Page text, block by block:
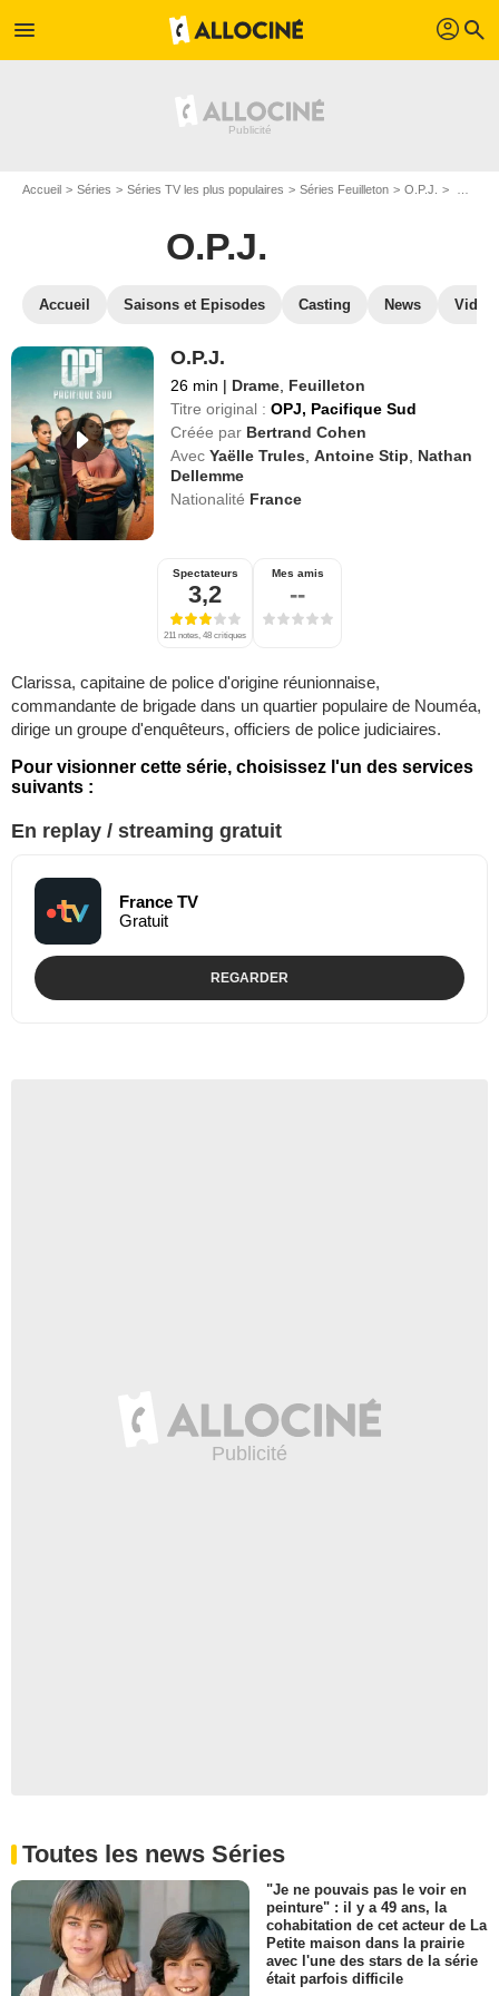
menu profil search
Accueil Séries Séries TV les plus populaires Séries Feuilleton O.P.J.
O.P.J.
Accueil Saisons et Episodes Casting News
O.P.J.
26 min | Drame Feuilleton
Titre original : OPJ, Pacifique Sud
Créée par Bertrand Cohen
Avec Yaëlle Trules ,Antoine Stip
Nathan
Dellemme
Nationalité France
Spectateurs
3,2
211 notes, 48 critiques
Mes amis
--
Clarissa, capitaine de police d'origine réunionnaise,
commandante de brigade dans un quartier populaire de Nouméa,
dirige un groupe d'enquêteurs, officiers de police judiciaires.
Pour visionner cette série, choisissez l'un des services
suivants :
En replay / streaming gratuit
France TV
Gratuit
REGARDER
Toutes les news Séries
"Je ne pouvais pas le voir en
peinture" : il y a 49 ans, la
cohabitation de cet acteur de La
Petite maison dans la prairie
avec l'une des stars de la série
était parfois difficile